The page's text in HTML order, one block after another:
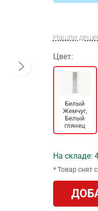
Нашли
Цвет:
Белый
Жемчуг,
Белый
глянец
На складе:
* Товар снят